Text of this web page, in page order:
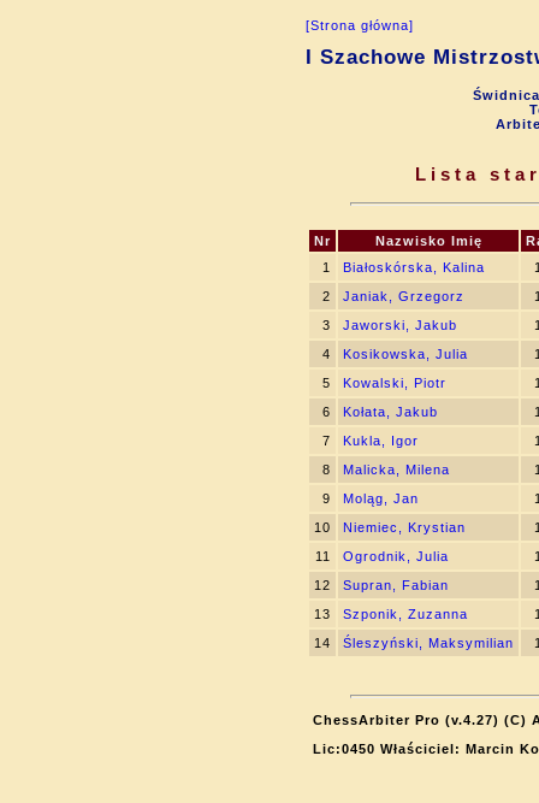
[Strona główna]
I Szachowe
Lista
Nr Nazwisko Imię
1
Białoskórska, Kalina
2
Janiak, Grzegorz
3
Jaworski, Jakub
4
Kosikowska, Julia
5
Kowalski, Piotr
6
Kołata, Jakub
7
Kukla, Igor
8
Malicka, Milena
9
Moląg, Jan
10
Niemiec, Krystian
11
Ogrodnik, Julia
12
Supran, Fabian
13
Szponik, Zuzanna
14
Śleszyński, Maksymilian
ChessArbiter Pro (v.4.27) (C)
Lic:0450 Właściciel: Marcin